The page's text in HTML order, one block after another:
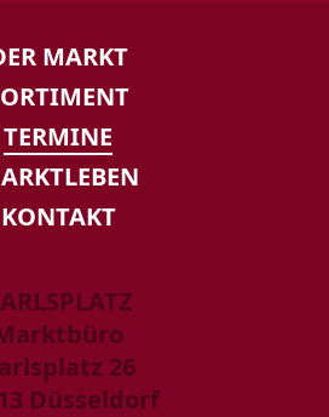
NAVIGATION
ÜBERSPRINGEN
MARKT
TERMINE
KONTAKT
26
Düsseldorf